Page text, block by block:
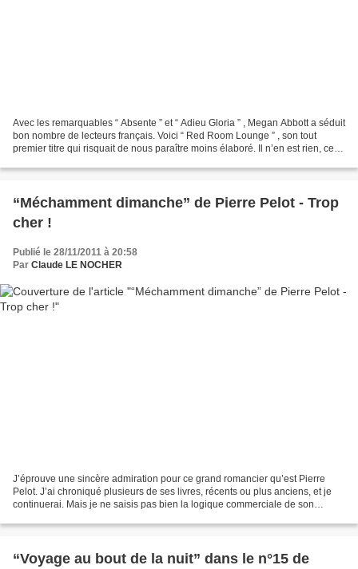
Avec les remarquables “ Absente ” et “ Adieu Gloria ” , Megan Abbott a séduit
bon nombre de lecteurs français. Voici “ Red Room Lounge ” , son tout
premier titre qui risquait de nous paraître moins élaboré. Il n’en est rien, ce
“Méchamment dimanche” de Pierre Pelot - Trop
cher !
Publié le 28/11/2011 à 20:58
Par Claude LE NOCHER
J’éprouve une sincère admiration pour ce grand romancier qu’est Pierre
Pelot. J’ai chroniqué plusieurs de ses livres, récents ou plus anciens, et je
continuerai. Mais je ne saisis pas bien la logique commerciale de son
“Voyage au bout de la nuit” dans le n°15 de